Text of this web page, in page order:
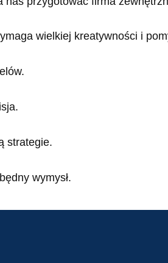
wielkiej kreatywności i
strategie.
wymysł.